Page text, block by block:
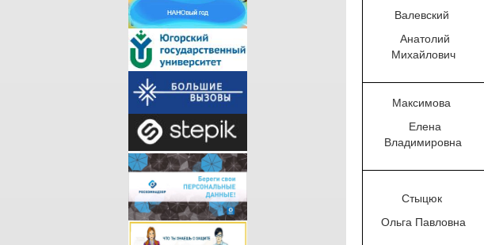
Валевский
Анатолий
Михайлович
Максимова
Елена
Владимировна
Стыцюк
Ольга Павловна